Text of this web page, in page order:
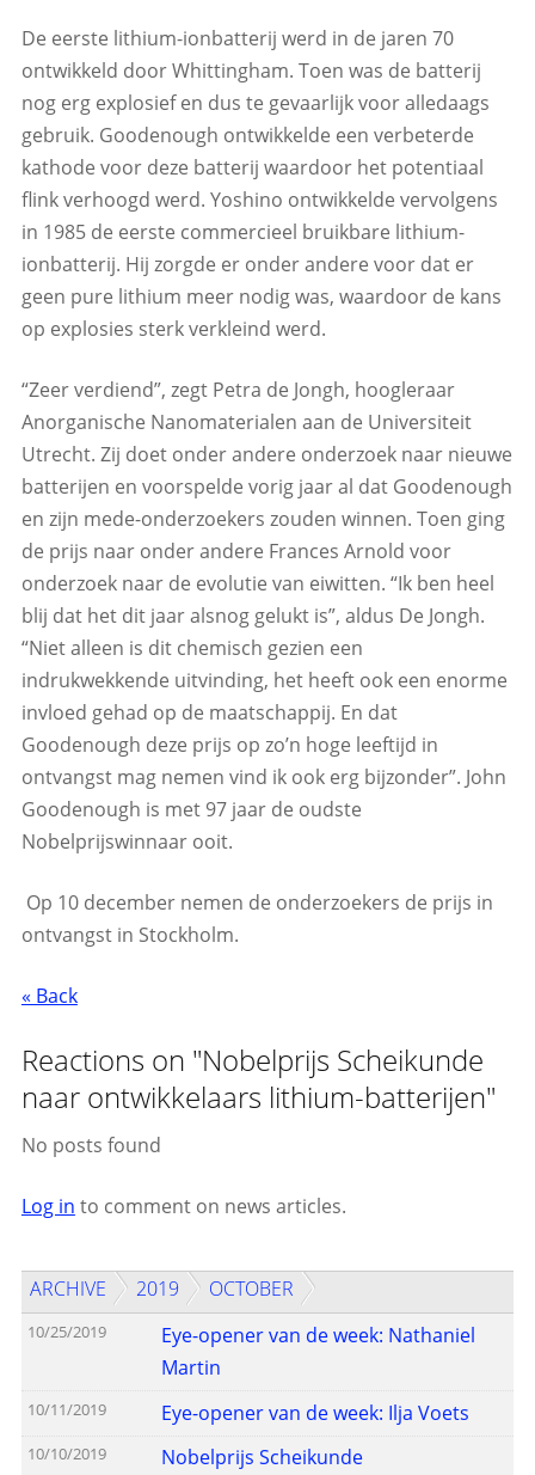
De eerste lithium-ionbatterij werd in de jaren 70
ontwikkeld door Whittingham. Toen was de batterij
nog erg explosief en dus te gevaarlijk voor alledaags
gebruik. Goodenough ontwikkelde een verbeterde
kathode voor deze batterij waardoor het potentiaal
flink verhoogd werd. Yoshino ontwikkelde vervolgens
in 1985 de eerste commercieel bruikbare lithium-
ionbatterij. Hij zorgde er onder andere voor dat er
geen pure lithium meer nodig was, waardoor de kans
op explosies sterk verkleind werd.
“Zeer verdiend”, zegt Petra de Jongh, hoogleraar
Anorganische Nanomaterialen aan de Universiteit
Utrecht. Zij doet onder andere onderzoek naar nieuwe
batterijen en voorspelde vorig jaar al dat Goodenough
en zijn mede-onderzoekers zouden winnen. Toen ging
de prijs naar onder andere Frances Arnold voor
onderzoek naar de evolutie van eiwitten. “Ik ben heel
blij dat het dit jaar alsnog gelukt is”, aldus De Jongh.
“Niet alleen is dit chemisch gezien een
indrukwekkende uitvinding, het heeft ook een enorme
invloed gehad op de maatschappij. En dat
Goodenough deze prijs op zo’n hoge leeftijd in
ontvangst mag nemen vind ik ook erg bijzonder”. John
Goodenough is met 97 jaar de oudste
Nobelprijswinnaar ooit.
Op 10 december nemen de onderzoekers de prijs in
ontvangst in Stockholm.
« Back
Reactions on "Nobelprijs Scheikunde
naar ontwikkelaars lithium-batterijen"
No posts found
Log in to comment on news articles.
ARCHIVE 2019 OCTOBER
10/25/2019
Eye-opener van de week: Nathaniel
Martin
10/11/2019 Eye-opener van de week: Ilja Voets
10/10/2019
Nobelprijs Scheikunde